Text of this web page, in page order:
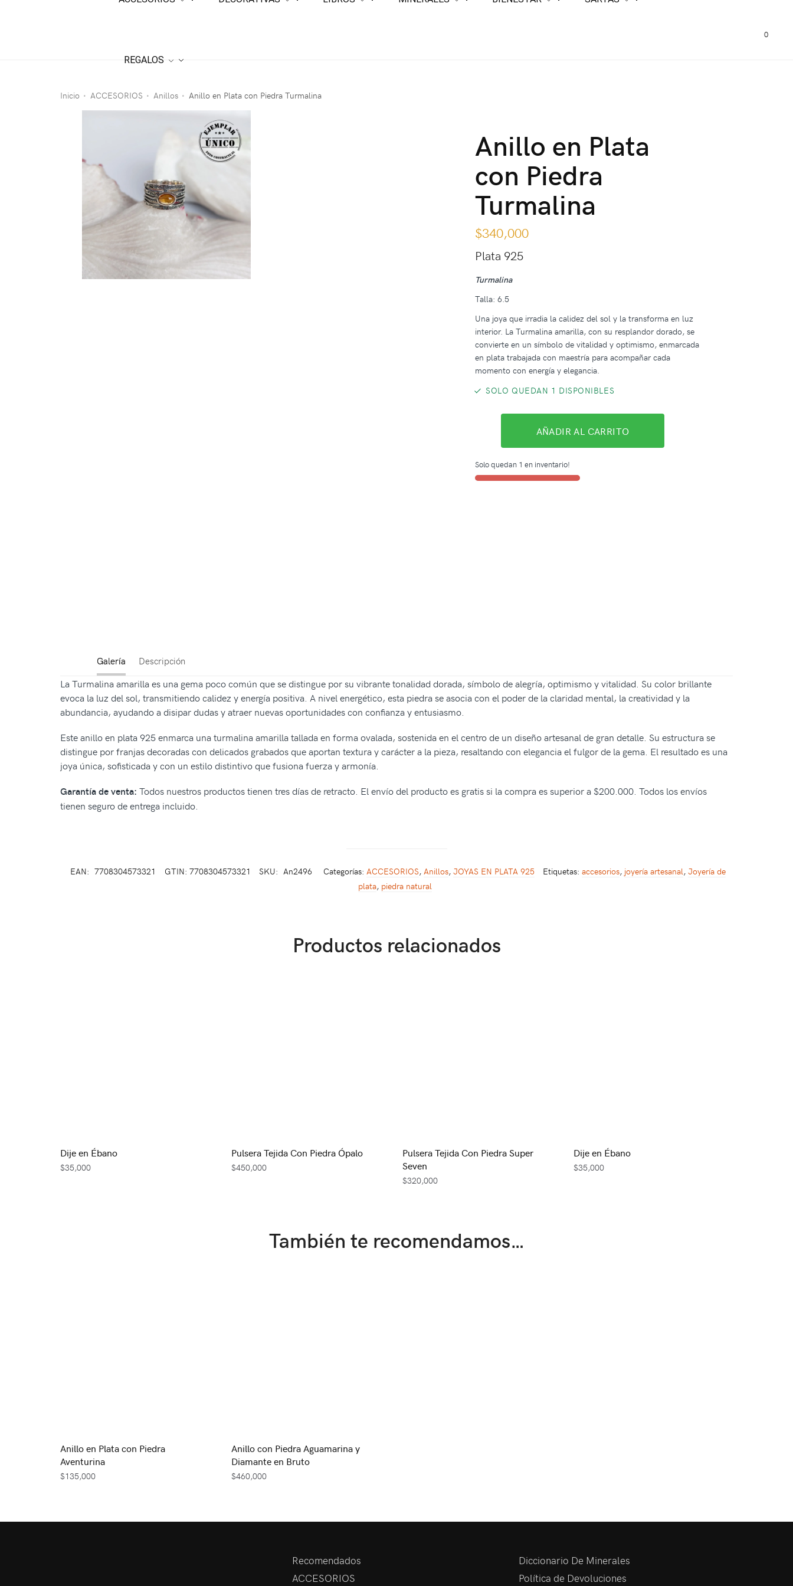
REGALOS
0
Inicio • ACCESORIOS • Anillos • Anillo en Plata con Piedra Turmalina
Anillo en Plata
con Piedra
Turmalina
$340,000
Plata 925
Turmalina
Talla: 6.5
Una joya que irradia la calidez del sol y la transforma en luz
interior. La Turmalina amarilla, con su resplandor dorado, se
convierte en un símbolo de vitalidad y optimismo, enmarcada
en plata trabajada con maestría para acompañar cada
momento con energía y elegancia.
SOLO QUEDAN 1 DISPONIBLES
AÑADIR AL CARRITO
Solo quedan 1 en inventario!
Galería Descripción
La Turmalina amarilla es una gema poco común que se distingue por su vibrante tonalidad dorada, símbolo de alegría, optimismo y vitalidad. Su color brillante
evoca la luz del sol, transmitiendo calidez y energía positiva. A nivel energético, esta piedra se asocia con el poder de la claridad mental, la creatividad y la
abundancia, ayudando a disipar dudas y atraer nuevas oportunidades con confianza y entusiasmo.
Este anillo en plata 925 enmarca una turmalina amarilla tallada en forma ovalada, sostenida en el centro de un diseño artesanal de gran detalle. Su estructura se
distingue por franjas decoradas con delicados grabados que aportan textura y carácter a la pieza, resaltando con elegancia el fulgor de la gema. El resultado es una
joya única, sofisticada y con un estilo distintivo que fusiona fuerza y armonía.
Garantía de venta: Todos nuestros productos tienen tres días de retracto. El envío del producto es gratis si la compra es superior a $200.000. Todos los envíos
tienen seguro de entrega incluido.
EAN: 7708304573321 GTIN: 7708304573321 SKU: An2496 Categorías: ACCESORIOS, Anillos, JOYAS EN PLATA 925 Etiquetas: accesorios, joyería artesanal, Joyería de
plata, piedra natural
Productos relacionados
Dije en Ébano
$35,000
Pulsera Tejida Con Piedra Ópalo
$450,000
Pulsera Tejida Con Piedra Super
Seven
$320,000
Dije en Ébano
$35,000
También te recomendamos…
Anillo en Plata con Piedra
Aventurina
$135,000
Anillo con Piedra Aguamarina y
Diamante en Bruto
$460,000
Recomendados
ACCESORIOS
Diccionario De Minerales
Política de Devoluciones